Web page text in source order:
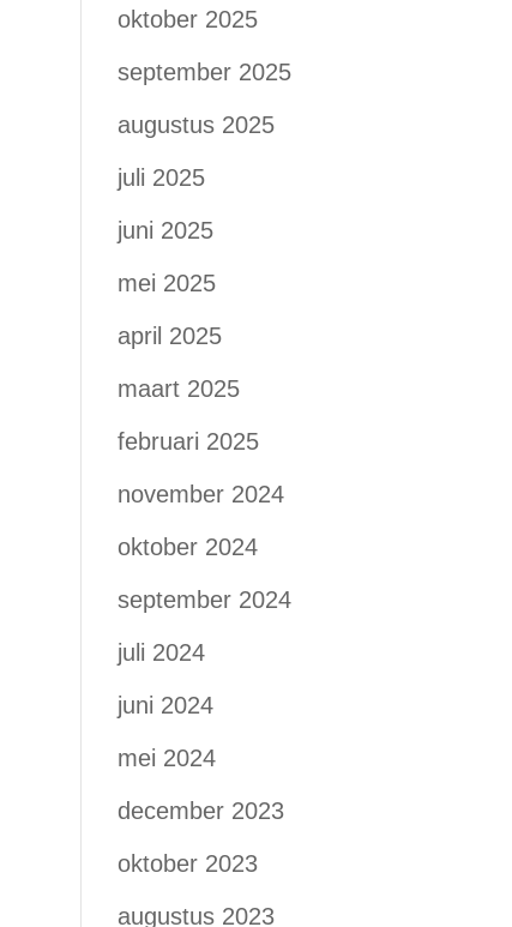
oktober 2025
september 2025
augustus 2025
juli 2025
juni 2025
mei 2025
april 2025
maart 2025
februari 2025
november 2024
oktober 2024
september 2024
juli 2024
juni 2024
mei 2024
december 2023
oktober 2023
augustus 2023